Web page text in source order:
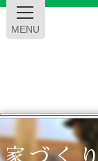
MENU
エ
ム